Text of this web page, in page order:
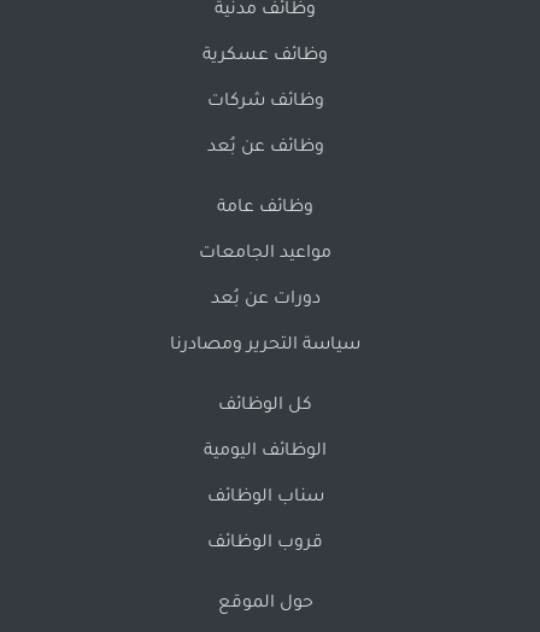
وظائف مدنية
وظائف عسكرية
وظائف شركات
وظائف عن بُعد
وظائف عامة
مواعيد الجامعات
دورات عن بُعد
سياسة التحرير ومصادرنا
كل الوظائف
الوظائف اليومية
سناب الوظائف
قروب الوظائف
حول الموقع